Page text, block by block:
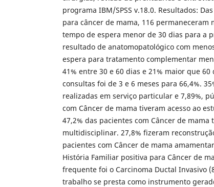
programa IBM/SPSS v.18.0. Resultados:
para câncer de mama, 116 permaneceram
tempo de espera menor de 30 dias para a
resultado de anatomopatológico com
espera para tratamento complementar
41% entre 30 e 60 dias e 21% maior que
consultas foi de 3 e 6 meses para 66,4%.
realizadas em serviço particular e 7,89%,
com Câncer de mama tiveram acesso ao
47,2% das pacientes com Câncer de
multidisciplinar. 27,8% fizeram
pacientes com Câncer de mama
História Familiar positiva para Câncer de
frequente foi o Carcinoma Ductal Invasivo
trabalho se presta como instrumento